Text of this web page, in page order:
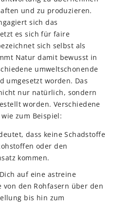
und zu produzieren.
sich das
es sich für faire
sich selbst als
Natur damit bewusst in
umweltschonende
umgesetzt worden. Das
nur natürlich, sondern
worden. Verschiedene
zum Beispiel:
dass keine Schadstoffe
oder den
kommen.
auf eine astreine
von den Rohfasern über den
bis hin zum